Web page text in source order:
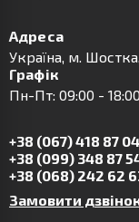
Адреса
Українa, м.
Графік
Пн-Пт: 09:00 -
+38 (067) 418 87 04
+38 (099) 348 87
+38 (068) 242 62
Замовити